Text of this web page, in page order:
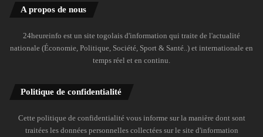
A propos de nous
24heureinfo est un site togolais d'information qui traite de l'actualité
nationale (Économie, Politique, Société, Sport & Santé..) et internationale en
temps réel et en continu.
Politique de confidentialité
Cette politique de confidentialité vous informe sur la manière dont sont
traitées les données personnelles collectées sur le site d'information